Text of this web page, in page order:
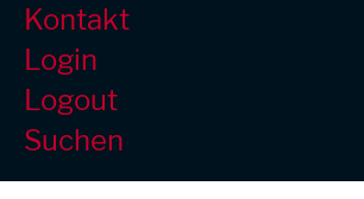
Kontakt
Login
Logout
Suchen